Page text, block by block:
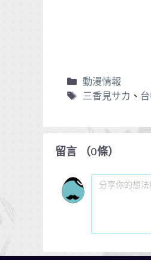
動漫情報
三香見サカ 、
留言 （0條）